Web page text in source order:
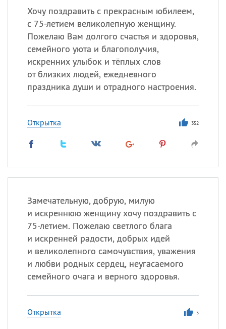
Хочу поздравить с прекрасным юбилеем,
с 75-летием великолепную женщину.
Пожелаю Вам долгого счастья и здоровья,
семейного уюта и благополучия,
искренних улыбок и тёплых слов
от близких людей, ежедневного
праздника души и отрадного настроения.
Открытка 352
Замечательную, добрую, милую
и искреннюю женщину хочу поздравить с
75-летием. Пожелаю светлого блага
и искренней радости, добрых идей
и великолепного самочувствия, уважения
и любви родных сердец, неугасаемого
семейного очага и верного здоровья.
Открытка 5
День ассирийских
мучеников
Национальный день
маяка
07.08
Годовщина битвы при
Бояка
Сегодня празднуют именины
Анатолий , Афанасий, Борис
Посмотреть значениеи
происхождение